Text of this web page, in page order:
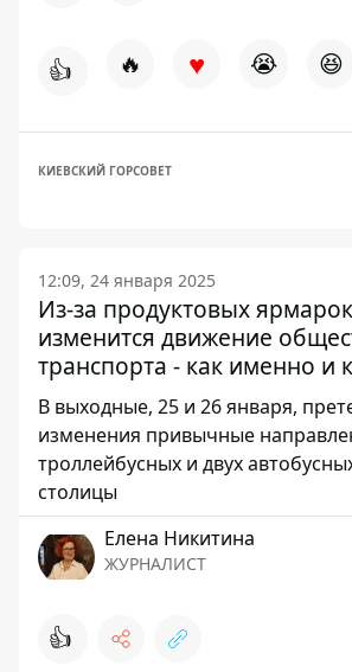
👍 🔥 ♥ 😭 😆
КИЕВСКИЙ ГОРСОВЕТ
12:09, 24 января 2025
Из-за продуктовых
изменится движение
транспорта - как именно и
В выходные, 25 и 26 января,
изменения привычные
троллейбусных и двух
столицы
Елена Никитина
ЖУРНАЛИСТ
👍